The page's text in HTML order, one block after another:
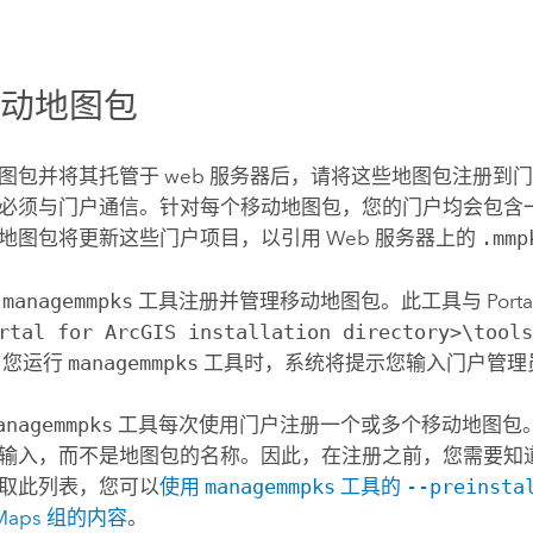
地图包
包并将其托管于 web 服务器后，请将这些地图包注册到
须与门户通信。针对每个移动地图包，您的门户均会包含
图包将更新这些门户项目，以引用 Web 服务器上的
managemmpks 工具注册并管理移动地图包。 此工具与
for ArcGIS installation
运行 managemmpks 工具时，系统将提示您输入门户管
工具每次使用门户注册一个或多个移动地图包
入，而不是地图包的名称。因此，在注册之前，您需要知
此列表，您可以使用managemmpks 工具的 --
组的内容。